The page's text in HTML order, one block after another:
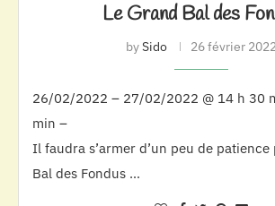
Le Grand Bal des
bySido 26 février
26/02/2022 – 27/02/2022 @ 14 h 30
min –
Il faudra s’armer d’un peu de patience
Bal des Fondus …